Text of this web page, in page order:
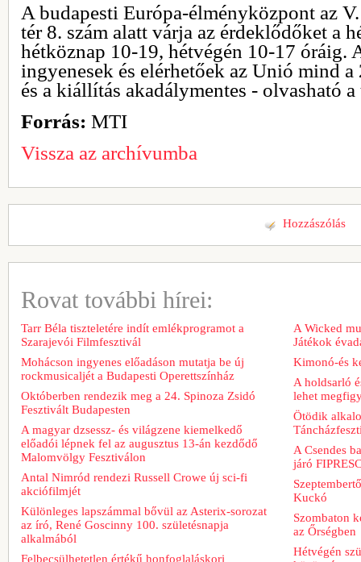
A budapesti Európa-élményközpont az
tér 8. szám alatt várja az érdeklődőket a
hétköznap 10-19, hétvégén 10-17 óráig.
ingyenesek és elérhetőek az Unió mind
és a kiállítás akadálymentes - olvasható
Forrás: MTI
Vissza az archívumba
Hozzászólás
Rovat további hírei:
Tarr Béla tiszteletére indít emlékprogramot a
Szarajevói Filmfesztivál
Mohácson ingyenes előadáson mutatja be új
rockmusicaljét a Budapesti Operettszínház
Októberben rendezik meg a 24. Spinoza Zsidó
Fesztivált Budapesten
A magyar dzsessz- és világzene kiemelkedő
előadói lépnek fel az augusztus 13-án kezdődő
Malomvölgy Fesztiválon
Antal Nimród rendezi Russell Crowe új sci-fi
akciófilmjét
Különleges lapszámmal bővül az Asterix-sorozat
az író, René Goscinny 100. születésnapja
alkalmából
Felbecsülhetetlen értékű honfoglaláskori
A Wicked
Játékok
Kimonó-és
A holdsarló
lehet
Ötödik
A Csendes
járó
Kuckó
Szombaton
az Őrségben
Hétvégén